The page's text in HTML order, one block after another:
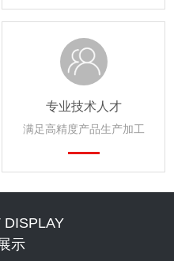
专业技术人才
满足高精度产品生产加工
DISPLAY
示